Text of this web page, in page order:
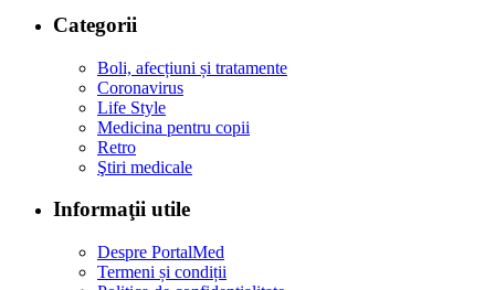
Categorii
Boli, afecțiuni și tratamente
Coronavirus
Life Style
Medicina pentru copii
Retro
Ştiri medicale
Informaţii utile
Despre PortalMed
Termeni și condiții